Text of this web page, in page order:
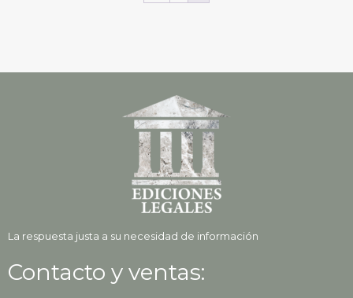
La respuesta justa a su necesidad de información
Contacto y ventas: